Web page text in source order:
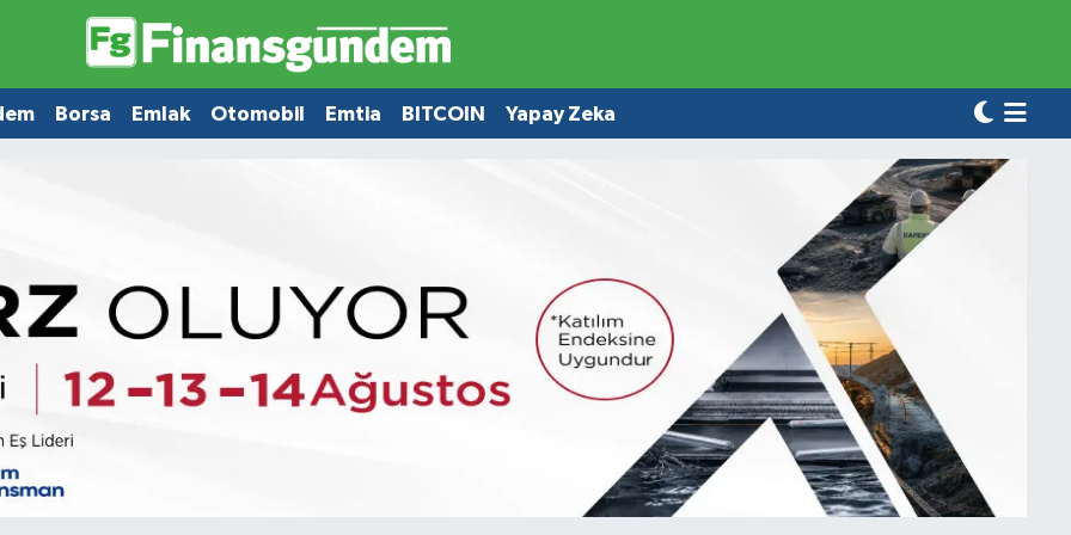
Borsa Emlak Otomobil Emtia BITCOIN Yapay Zeka